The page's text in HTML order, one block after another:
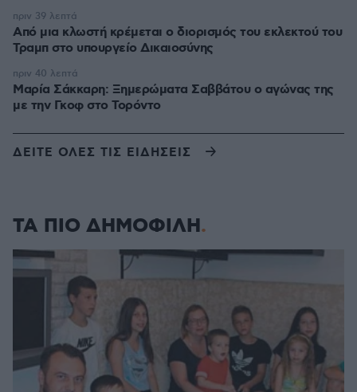
Από μια κλωστή κρέμεται ο διορισμός του εκλεκτού του
Τραμπ στο υπουργείο Δικαιοσύνης
πριν 39 λεπτά
Μαρία Σάκκαρη: Ξημερώματα Σαββάτου ο αγώνας της
με την Γκοφ στο Τορόντο
πριν 40 λεπτά
ΔΕΙΤΕ ΟΛΕΣ ΤΙΣ ΕΙΔΗΣΕΙΣ
ΤΑ ΠΙΟ ΔΗΜΟΦΙΛΗ